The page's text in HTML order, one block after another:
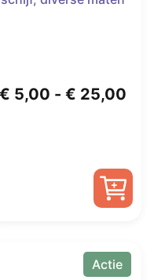
€ 5,00 - € 25,00
€
meerdere
variaties.
Actie